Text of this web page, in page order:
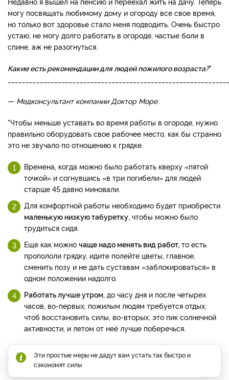
могу посвящать любимому дому и огороду все свое время,
но только вот здоровье стало меня подводить. Очень быстро
устаю, не могу долго работать в огороде, частые боли в
спине, аж не разогнуться.
Какие есть рекомендации для людей пожилого возраста?"
— Медконсультант компании Доктор Море
"Чтобы меньше уставать во время работы в огороде, нужно
правильно оборудовать свое рабочее место, как бы странно
это не звучало по отношению к грядке.
Времена, когда можно было работать кверху «пятой
точкой» и согнувшись «в три погибели» для людей
старше 45 давно миновали.
Для комфортной работы необходимо будет приобрести
маленькую низкую табуретку, чтобы можно было
трудиться сидя.
Еще как можно чаще надо менять вид работ, то есть
пропололи грядку, идите полейте цветы, главное,
сменить позу и не дать суставам «заблокироваться» в
одном положении надолго.
Работать лучше утром, до часу дня и после четырех
часов, во-первых, пожилым людям требуется отдых,
чтоб восстановить силы, во-вторых, это пик солнечной
активности, и летом от неё лучше поберечься.
Эти простые меры не дадут вам устать так быстро и
сэкономят силы